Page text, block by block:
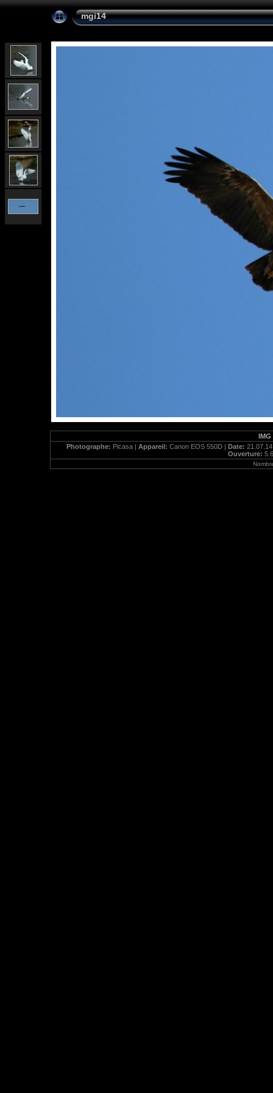
mgi14
IMG
Photographe: Picasa | Appareil: Canon EOS 550D | Date:
Ouverture: